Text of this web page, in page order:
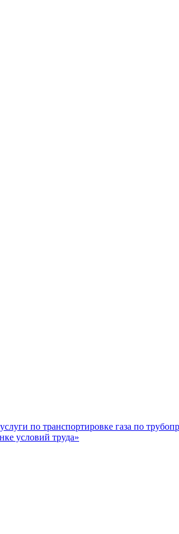
по транспортировке газа по
условий труда»